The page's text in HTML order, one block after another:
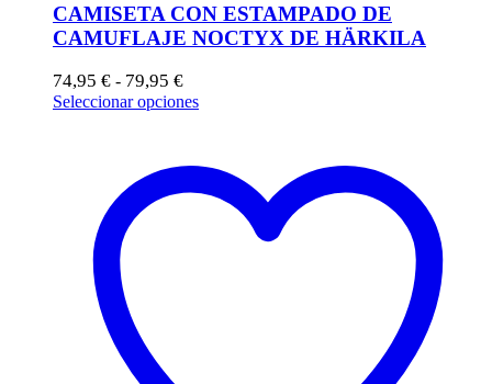
CAMISETA CON ESTAMPADO DE
CAMUFLAJE NOCTYX DE HÄRKILA
74,95 € - 79,95 €
de
79,95 €
Seleccionar opcionesEste
variantes.
Las
opciones